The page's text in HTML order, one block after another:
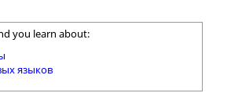
you learn about:
языков